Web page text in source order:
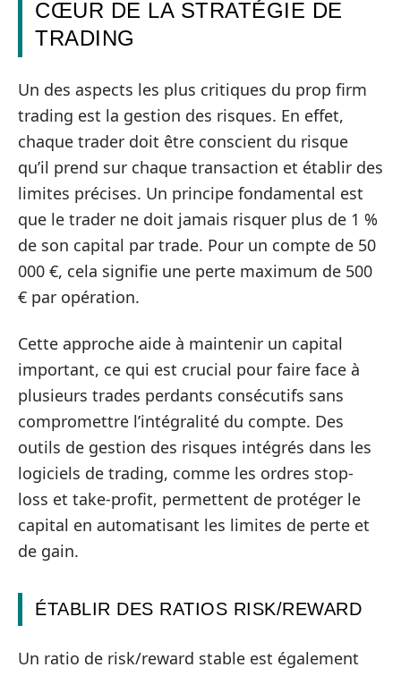
CŒUR DE LA STRATÉGIE DE
TRADING
Un des aspects les plus critiques du prop firm
trading est la gestion des risques. En effet,
chaque trader doit être conscient du risque
qu’il prend sur chaque transaction et établir des
limites précises. Un principe fondamental est
que le trader ne doit jamais risquer plus de 1 %
de son capital par trade. Pour un compte de 50
000 €, cela signifie une perte maximum de 500
€ par opération.
Cette approche aide à maintenir un capital
important, ce qui est crucial pour faire face à
plusieurs trades perdants consécutifs sans
compromettre l’intégralité du compte. Des
outils de gestion des risques intégrés dans les
logiciels de trading, comme les ordres stop-
loss et take-profit, permettent de protéger le
capital en automatisant les limites de perte et
de gain.
ÉTABLIR DES RATIOS RISK/REWARD
Un ratio de risk/reward stable est également